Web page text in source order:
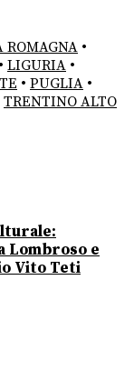
•
• LIGURIA •
• PUGLIA •
TRENTINO ALTO
Lombroso e
Vito Teti